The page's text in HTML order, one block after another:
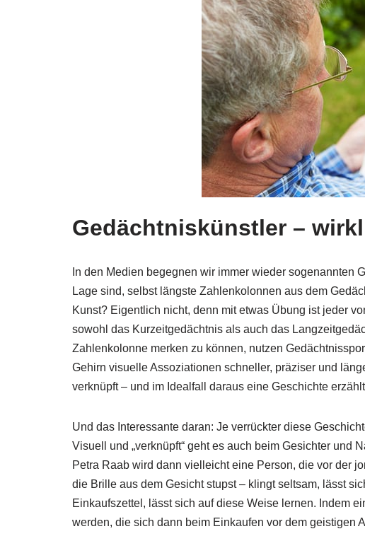
Gedächtniskünstler –
In den Medien begegnen wir immer wieder sogenannten
Lage sind, selbst längste Zahlenkolonnen aus dem
Kunst? Eigentlich nicht, denn mit etwas Übung ist jeder
sowohl das Kurzeitgedächtnis als auch das
Zahlenkolonne merken zu können, nutzen
Gehirn visuelle Assoziationen schneller, präziser und
verknüpft – und im Idealfall daraus eine Geschichte
Und das Interessante daran: Je verrückter diese
Visuell und „verknüpft“ geht es auch beim Gesichter und
Petra Raab wird dann vielleicht eine Person, die vor der
die Brille aus dem Gesicht stupst – klingt seltsam, lässt
Einkaufszettel, lässt sich auf diese Weise lernen. Indem
werden, die sich dann beim Einkaufen vor dem geistigen